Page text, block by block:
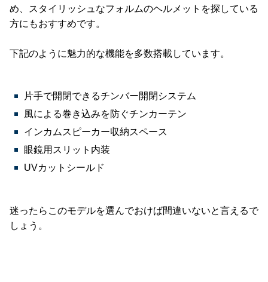
め、スタイリッシュなフォルムのヘルメットを探している
方にもおすすめです。
下記のように魅力的な機能を多数搭載しています。
片手で開閉できるチンバー開閉システム
風による巻き込みを防ぐチンカーテン
インカムスピーカー収納スペース
眼鏡用スリット内装
UVカットシールド
迷ったらこのモデルを選んでおけば間違いないと言えるで
しょう。